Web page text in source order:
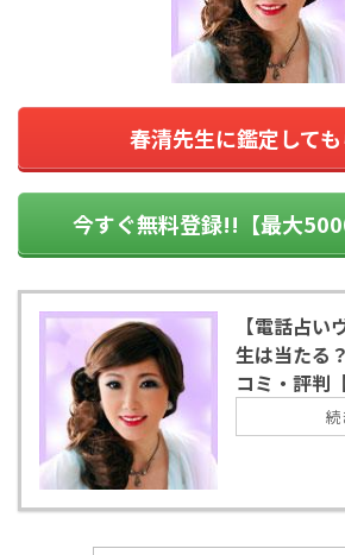
春清先生に鑑定しても
今すぐ無料登録!!【最大
【電話占い
生は当たる
コミ・評判
続